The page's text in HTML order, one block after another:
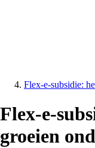
Flex-e-subsidie:
Flex-e-
groeien